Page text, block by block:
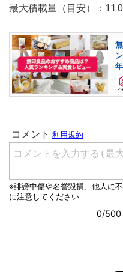
最大積載量（目安）：